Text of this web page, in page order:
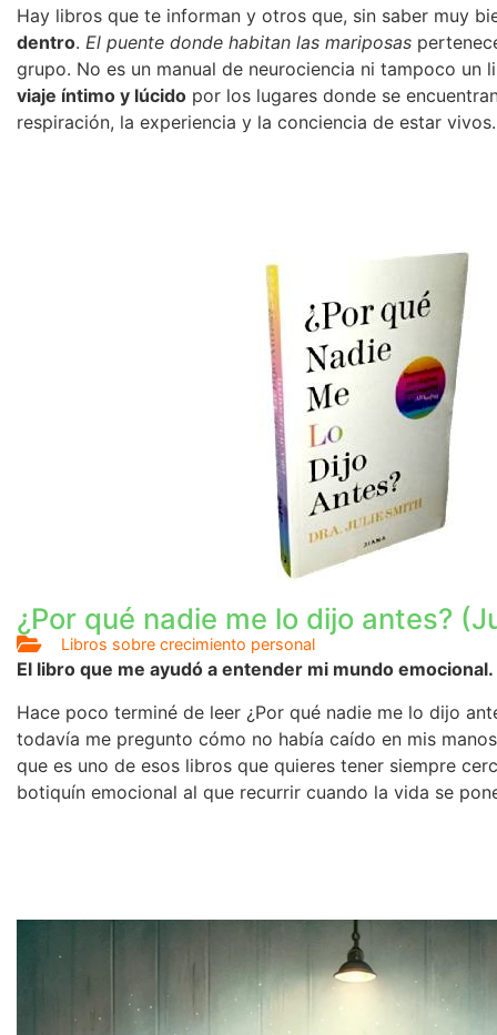
Hay libros que te informan y otros que, sin saber muy
dentro. El puente donde habitan las mariposas
grupo. No es un manual de neurociencia ni tampoco un
viaje íntimo y lúcido por los lugares donde se
respiración, la experiencia y la conciencia de estar vivos.
¿Por qué nadie me lo dijo antes?
Libros sobre crecimiento personal
El libro que me ayudó a entender mi mundo emocional.
Hace poco terminé de leer ¿Por qué nadie me lo dijo
todavía me pregunto cómo no había caído en mis
que es uno de esos libros que quieres tener siempre
botiquín emocional al que recurrir cuando la vida se